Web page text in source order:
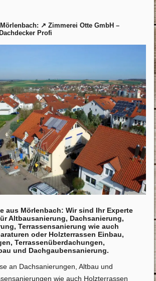
↗️ Zimmerei Otte GmbH –
Profi
aus Mörlenbach: Wir sind Ihr Experte
Altbausanierung, Dachsanierung,
Terrassensanierung wie auch
oder Holzterrassen Einbau,
Terrassenüberdachungen,
und Dachgaubensanierung.
an Dachsanierungen, Altbau und
wie auch Holzterrassen